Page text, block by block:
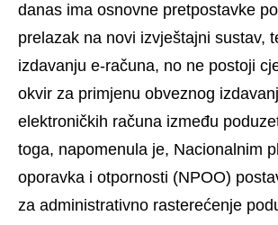
danas ima osnovne pretpostavke
prelazak na novi izvještajni sustav,
izdavanju e-računa, no ne postoji
okvir za primjenu obveznog
elektroničkih računa između
toga, napomenula je, Nacionalnim
oporavka i otpornosti (NPOO)
za administrativno rasterećenje